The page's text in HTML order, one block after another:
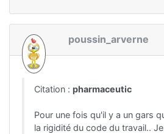
poussin_arverne
Citation : pharmaceutic
Pour une fois qu'il y a un gars
la rigidité du code du travail..